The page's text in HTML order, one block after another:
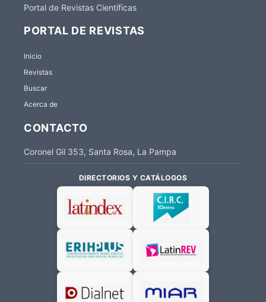
Portal de Revistas Científicas
PORTAL DE REVISTAS
Inicio
Revistas
Buscar
Acerca de
CONTACTO
Coronel Gil 353, Santa Rosa, La Pampa
DIRECTORIOS Y CATÁLOGOS